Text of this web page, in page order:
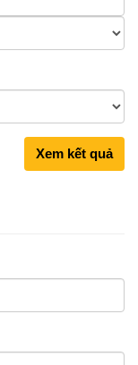
Xem kết quả